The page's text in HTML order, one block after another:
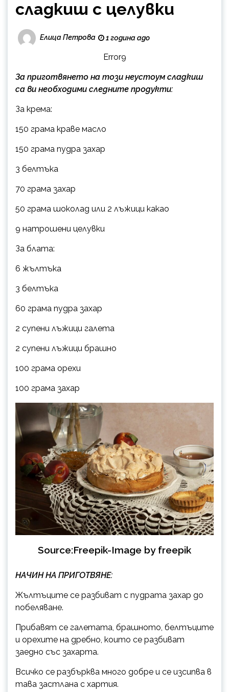
сладкиш с целувки
Елица Петрова 1 година ago
Error9
За приготвянето на този неустоум сладкиш
са ви необходими следните продукти:
За крема:
150 грама краве масло
150 грама пудра захар
3 белтъка
70 грама захар
50 грама шоколад или 2 лъжици какао
9 натрошени целувки
За блата:
6 жълтъка
3 белтъка
60 грама пудра захар
2 супени лъжици галета
2 супени лъжици брашно
100 грама орехи
100 грама захар
Source:Freepik-Image by freepik
НАЧИН НА ПРИГОТВЯНЕ:
Жълтъците се разбиват с пудрата захар до
побеляване.
Прибавят се галетата, брашното, белтъците
и орехите на дребно, които се разбиват
заедно със захарта.
Всичко се разбърква много добре и се изсипва в
тава застлана с хартия.